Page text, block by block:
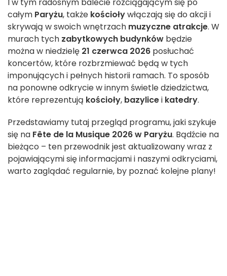
I w tym radosnym balecie rozciągającym się po
całym Paryżu, także kościoływłączają się do akcji i
skrywają w swoich wnętrzach muzyczne atrakcje. W
murach tych zabytkowych budynków będzie
można w niedzielę 21 czerwca 2026 posłuchać
koncertów, które rozbrzmiewać będą w tych
imponujących i pełnych historii ramach. To sposób
na ponowne odkrycie w innym świetle dziedzictwa,
które reprezentują kościoły, bazylicei katedry.
Przedstawiamy tutaj przegląd programu, jaki szykuje
się na Fête de la Musique 2026 w Paryżu. Bądźcie na
bieżąco – ten przewodnik jest aktualizowany wraz z
pojawiającymi się informacjami i naszymi odkryciami,
warto zaglądać regularnie, by poznać kolejne plany!